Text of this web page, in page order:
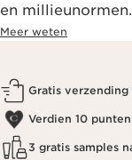
en millieunormen.
Meer weten
Gratis
Verdien 10
3 gratis samples